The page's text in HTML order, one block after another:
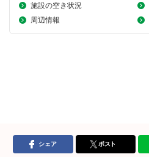
施設の空き状況
周辺情報
シェア ポスト